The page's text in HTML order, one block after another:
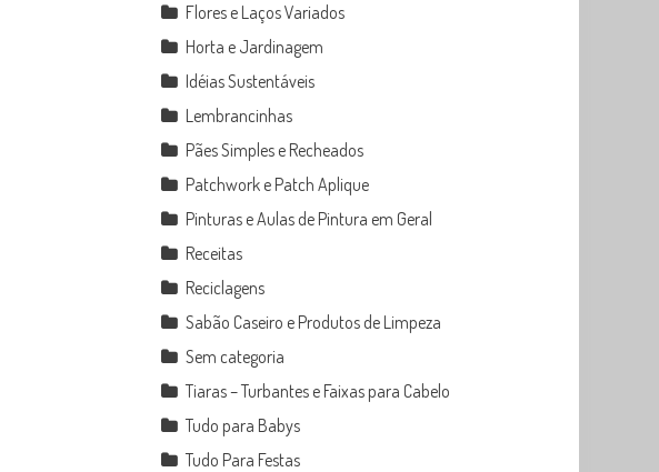
Flores e Laços Variados
Horta e Jardinagem
Idéias Sustentáveis
Lembrancinhas
Pães Simples e Recheados
Patchwork e Patch Aplique
Pinturas e Aulas de Pintura em Geral
Receitas
Reciclagens
Sabão Caseiro e Produtos de Limpeza
Sem categoria
Tiaras – Turbantes e Faixas para Cabelo
Tudo para Babys
Tudo Para Festas